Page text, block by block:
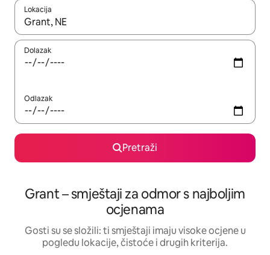
Lokacija
Kada budu dostupni rezultati, moći ćete ih pregledati
Dolazak
Odlazak
Pretraži
Grant – smještaji za odmor s najboljim
ocjenama
Gosti su se složili: ti smještaji imaju visoke ocjene u
pogledu lokacije, čistoće i drugih kriterija.